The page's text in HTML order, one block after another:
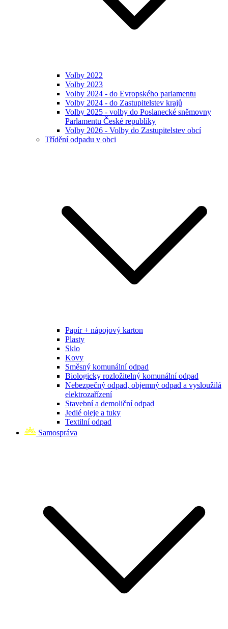
Volby 2022
Volby 2023
Volby 2024 - do Evropského parlamentu
Volby 2024 - do Zastupitelstev krajů
Volby 2025 - volby do Poslanecké sněmovny
Parlamentu České republiky
Volby 2026 - Volby do Zastupitelstev obcí
Třídění odpadu v obci
Papír + nápojový karton
Plasty
Sklo
Kovy
Směsný komunální odpad
Biologicky rozložitelný komunální odpad
Nebezpečný odpad, objemný odpad a vysloužilá
elektrozařízení
Stavební a demoliční odpad
Jedlé oleje a tuky
Textilní odpad
Samospráva